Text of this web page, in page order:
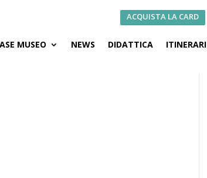
ACQUISTA LA CARD
MUSEO NEWS DIDATTICA ITINERARI